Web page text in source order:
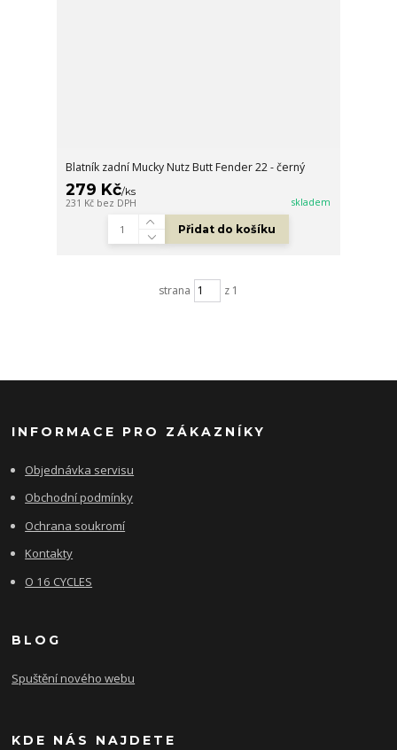
Blatník zadní Mucky Nutz Butt Fender 22 - černý
279 Kč/ks
231 Kč bez DPH skladem
Přidat do košíku
strana z 1
INFORMACE PRO ZÁKAZNÍKY
Objednávka servisu
Obchodní podmínky
Ochrana soukromí
Kontakty
O 16 CYCLES
BLOG
Spuštění nového webu
KDE NÁS NAJDETE